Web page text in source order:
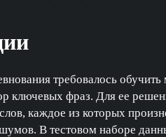
требовалось
ключевых фраз. Для ее
каждое из которых
В тестовом наборе